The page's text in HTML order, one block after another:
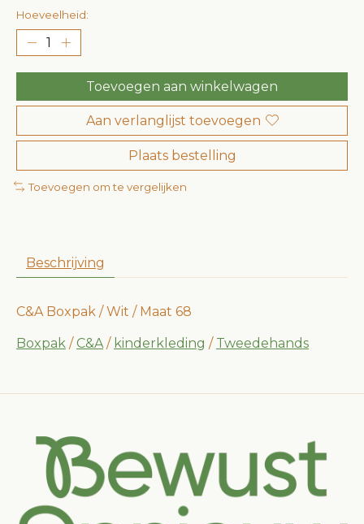
Hoeveelheid:
Toevoegen aan winkelwagen
Aan verlanglijst toevoegen
Plaats bestelling
Toevoegen om te vergelijken
Beschrijving
C&A Boxpak / Wit / Maat 68
Boxpak / C&A/ kinderkleding / Tweedehands